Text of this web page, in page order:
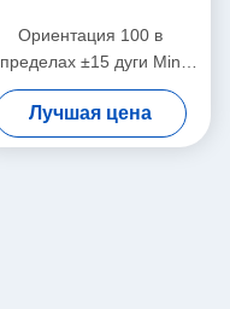
Ориентация 100 в
пределах ±15 дуги Min
настраиваемые
магнитооптические
кристаллы Типичные
Лучшая цена